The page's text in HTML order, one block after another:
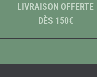
LIVRAISON OFFERTE
DÈS 150€